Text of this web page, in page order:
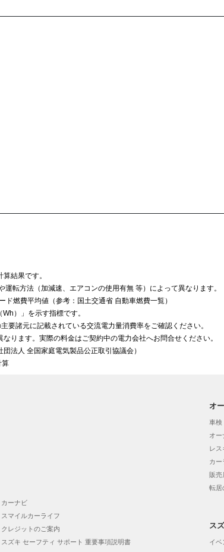
結果です。
転方法（加減速、エアコンの使用有無 等）によって異なります。
燃費平均値（参考：国土交通省 自動車燃費一覧）
）」を示す指標です。
要諸元に記載されている交流電力量消費率をご確認ください。
ります。実際の料金はご契約中の電力会社へお問合せください。
法人 全国家庭電気製品公正取引協議会）
算
カーナビ
スマイルカーライフ
クレジットのご案内
スズキ セーフティ サポート 重要事項説明書
オ
車検
オー
レス
カー
販売
転居
ス
イベ